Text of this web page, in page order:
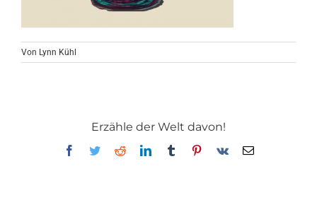
Von Lynn Kühl
Erzähle der Welt davon!
Facebook
TwitterRedditLinkedInTumblrPinterest
Vk
E-